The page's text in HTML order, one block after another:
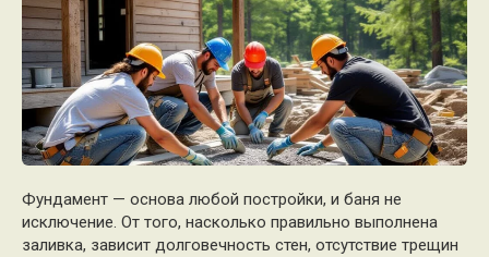
Фундамент — основа любой постройки, и баня не
исключение. От того, насколько правильно выполнена
заливка, зависит долговечность стен, отсутствие трещин